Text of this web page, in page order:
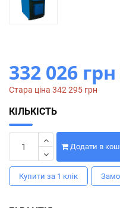
332 026 грн
Стара ціна 342 295 грн
КІЛЬКІСТЬ
Додати в
Купити за 1 клiк